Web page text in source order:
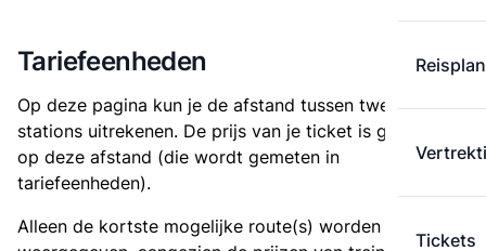
Tickets
Tariefeenheden
Op deze pagina kun je de afstand tussen twee
stations uitrekenen. De prijs van je ticket is gebaseerd
op deze afstand (die wordt gemeten in
tariefeenheden).
Alleen de kortste mogelijke route(s) worden